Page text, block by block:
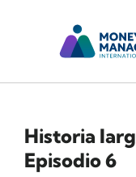
Historia
Episodio 6